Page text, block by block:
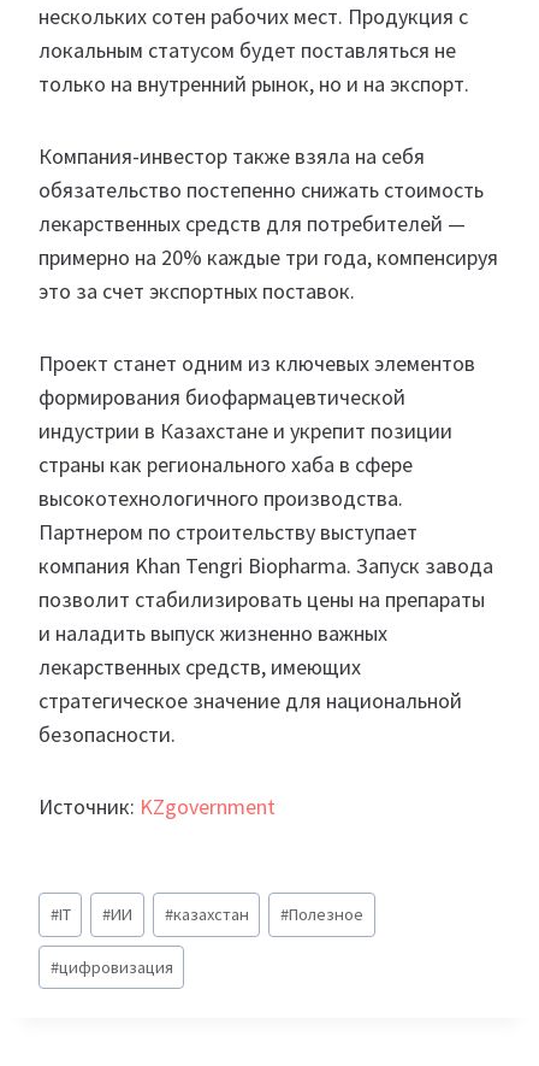
нескольких сотен рабочих мест. Продукция с
локальным статусом будет поставляться не
только на внутренний рынок, но и на экспорт.
Компания-инвестор также взяла на себя
обязательство постепенно снижать стоимость
лекарственных средств для потребителей —
примерно на 20% каждые три года, компенсируя
это за счет экспортных поставок.
Проект станет одним из ключевых элементов
формирования биофармацевтической
индустрии в Казахстане и укрепит позиции
страны как регионального хаба в сфере
высокотехнологичного производства.
Партнером по строительству выступает
компания Khan Tengri Biopharma. Запуск завода
позволит стабилизировать цены на препараты
и наладить выпуск жизненно важных
лекарственных средств, имеющих
стратегическое значение для национальной
безопасности.
Источник: KZgovernment
Метки
записи:
#IT #ИИ #казахстан #Полезное
#цифровизация